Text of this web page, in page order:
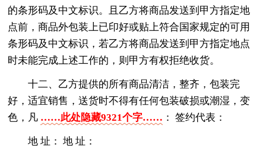
的条形码及中文标识。且乙方将商品发送到甲方指定地
点前，商品外包装上已印好或贴上符合国家规定的可用
条形码及中文标识，若乙方将商品发送到甲方指定地点
时未能完成上述工作的，则甲方有权拒绝收货。
十二、乙方提供的所有商品清洁，整齐，包装完
好，适宜销售，送货时不得有任何包装破损或潮湿，变
色，凡 ……此处隐藏9321个字…… ： 签约代表：
地 址： 地 址：